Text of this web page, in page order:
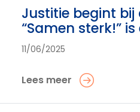
Justitie begint bij
“Samen sterk!”
11/06/2025
Lees meer